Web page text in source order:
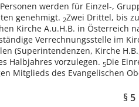
werden für Einzel-,
genehmigt. 2Zwei Drittel, bis
Kirche A.u.H.B. in Österreich
Verrechnungsstelle im
(Superintendenzen, Kirche
Halbjahres vorzulegen. 5Die
Mitglieds des Evangelischen
§ 5